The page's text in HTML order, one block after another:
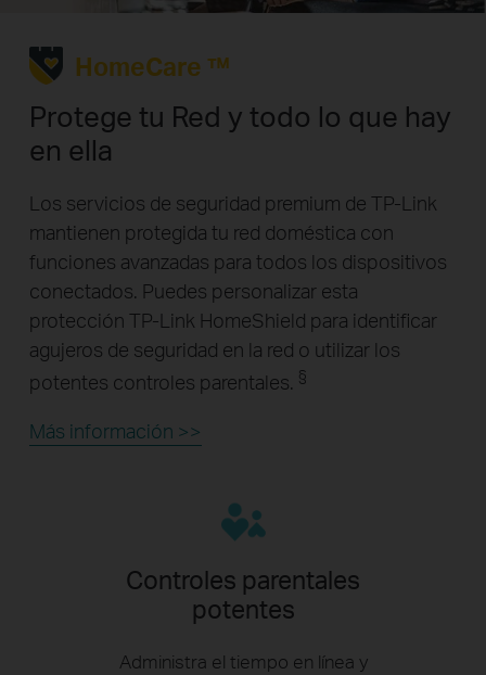
HomeCare ™
Protege tu Red y todo lo que hay
en ella
Los servicios de seguridad premium de TP-Link
mantienen protegida tu red doméstica con
funciones avanzadas para todos los dispositivos
conectados. Puedes personalizar esta
protección TP-Link HomeShield para identificar
agujeros de seguridad en la red o utilizar los
potentes controles parentales. §
Más información >>
Controles parentales
potentes
Administra el tiempo en línea y